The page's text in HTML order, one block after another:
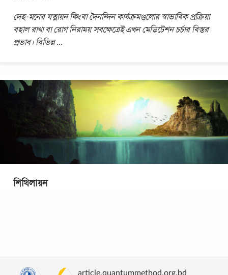
দেহ-মনের যত্নায়ন কিংবা দৈনন্দিন কার্যক্রমগুলোর স্বাভাবিক প্রক্রিয়া
বহাল রাখা বা রোগ নিরাময় সবক্ষেত্রেই এখন মেডিটেশন চর্চার বিস্তর
প্রভাব। বিভিন্ন...
শিথিলায়ন
article.quantummethod.org.bd